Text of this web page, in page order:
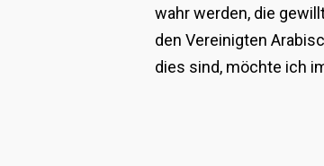
wahr werden, die
den Vereinigten
dies sind, möchte ich